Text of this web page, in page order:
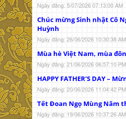
Ngày đăng: 5/07/2026 07:13:00 AM
Chúc mừng Sinh nhật Cô
Huỳnh
Ngày đăng: 26/06/2026 10:30:38 AM
Mùa hè Việt Nam, mùa
Ngày đăng: 21/06/2026 06:57:10 PM
HAPPY FATHER’S DAY –
Ngày đăng: 20/06/2026 11:04:42 PM
Tết Đoan Ngọ Mùng Năm
Ngày đăng: 19/06/2026 10:37:26 AM